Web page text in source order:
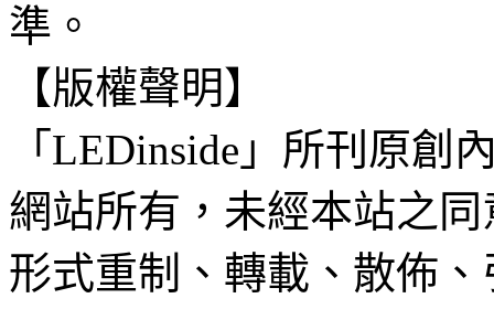
準。
【版權聲明】
「LEDinside」所刊原創
網站所有，未經本站之
形式重制、轉載、散佈